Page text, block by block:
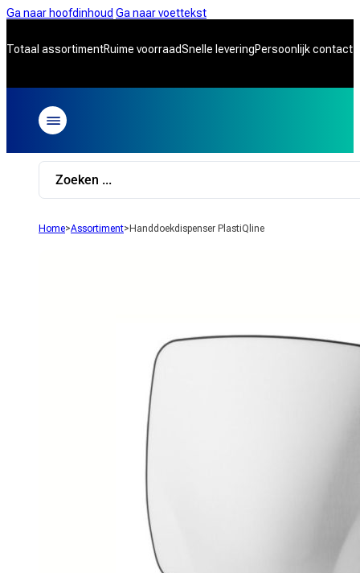
Ga naar hoofdinhoud Ga naar voettekst
Totaal assortimentRuime voorraadSnelle leveringPersoonlijk contact
Search
Home>Assortiment> Handdoekdispenser PlastiQline